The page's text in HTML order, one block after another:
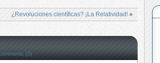
¿Revoluciones científicas? ¡La Relatividad! »
(0)